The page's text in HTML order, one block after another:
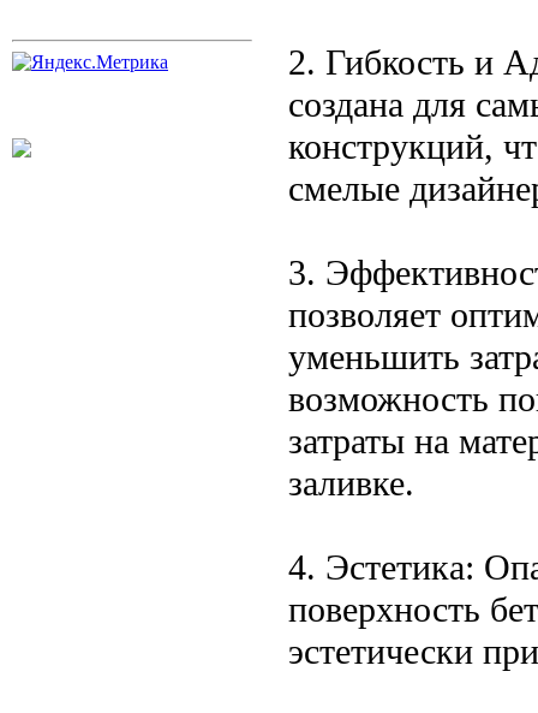
2. Гибкость и
создана для
конструкций,
смелые
3.
позволяет
уменьшить
возможность
затраты на
заливке.
4. Эстетика:
поверхность
эстетически